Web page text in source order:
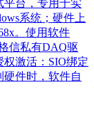
平台，专用于实
系统；硬件上
。使用软件
信私有DAQ驱
权激活：SIO绑定
硬件时，软件自